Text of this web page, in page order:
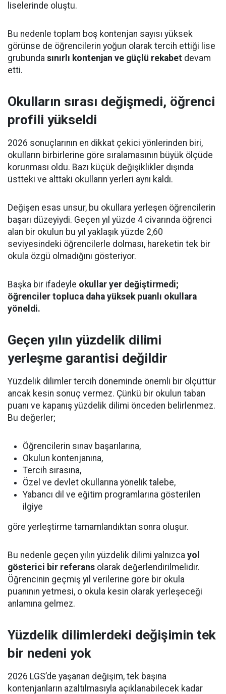
liselerinde oluştu.
Bu nedenle toplam boş kontenjan sayısı yüksek
görünse de öğrencilerin yoğun olarak tercih ettiği lise
grubunda sınırlı kontenjan ve güçlü rekabet devam
etti.
Okulların sırası değişmedi, öğrenci
profili yükseldi
2026 sonuçlarının en dikkat çekici yönlerinden biri,
okulların birbirlerine göre sıralamasının büyük ölçüde
korunması oldu. Bazı küçük değişiklikler dışında
üstteki ve alttaki okulların yerleri aynı kaldı.
Değişen esas unsur, bu okullara yerleşen öğrencilerin
başarı düzeyiydi. Geçen yıl yüzde 4 civarında öğrenci
alan bir okulun bu yıl yaklaşık yüzde 2,60
seviyesindeki öğrencilerle dolması, hareketin tek bir
okula özgü olmadığını gösteriyor.
Başka bir ifadeyle okullar yer değiştirmedi;
öğrenciler topluca daha yüksek puanlı okullara
yöneldi.
Geçen yılın yüzdelik dilimi
yerleşme garantisi değildir
Yüzdelik dilimler tercih döneminde önemli bir ölçüttür
ancak kesin sonuç vermez. Çünkü bir okulun taban
puanı ve kapanış yüzdelik dilimi önceden belirlenmez.
Bu değerler;
Öğrencilerin sınav başarılarına,
Okulun kontenjanına,
Tercih sırasına,
Özel ve devlet okullarına yönelik talebe,
Yabancı dil ve eğitim programlarına gösterilen
ilgiye
göre yerleştirme tamamlandıktan sonra oluşur.
Bu nedenle geçen yılın yüzdelik dilimi yalnızca yol
gösterici bir referans olarak değerlendirilmelidir.
Öğrencinin geçmiş yıl verilerine göre bir okula
puanının yetmesi, o okula kesin olarak yerleşeceği
anlamına gelmez.
Yüzdelik dilimlerdeki değişimin tek
bir nedeni yok
2026 LGS’de yaşanan değişim, tek başına
kontenjanların azaltılmasıyla açıklanabilecek kadar